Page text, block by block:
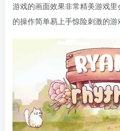
游戏的画面效果非常精美游戏
的操作简单易上手惊险刺激的游